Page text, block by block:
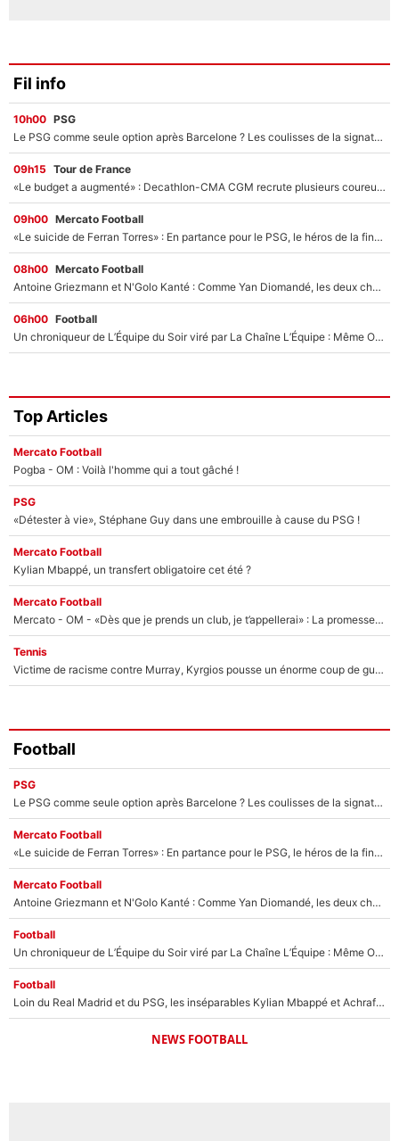
Fil info
10h00 PSG
Le PSG comme seule option après Barcelone ? Les coulisses de la signature historique de Lionel Messi sont révélées au grand jour !
09h15 Tour de France
«Le budget a augmenté» : Decathlon-CMA CGM recrute plusieurs coureurs pour offrir à Paul Seixas une équipe pour gagner le Tour de France 2027
09h00 Mercato Football
«Le suicide de Ferran Torres» : En partance pour le PSG, le héros de la finale de la Coupe du monde s'attire les foudres de la presse espagnole !
08h00 Mercato Football
Antoine Griezmann et N'Golo Kanté : Comme Yan Diomandé, les deux champions du monde ont refusé de signer au PSG !
06h00 Football
Un chroniqueur de L’Équipe du Soir viré par La Chaîne L’Équipe : Même Olivier Ménard n’avait pas pu empêcher son départ, «je l’ai appris sur Twitter, je l’ai vécu assez mal»
Top Articles
Mercato Football
Pogba - OM : Voilà l'homme qui a tout gâché !
PSG
«Détester à vie», Stéphane Guy dans une embrouille à cause du PSG !
Mercato Football
Kylian Mbappé, un transfert obligatoire cet été ?
Mercato Football
Mercato - OM - «Dès que je prends un club, je t’appellerai» : La promesse de Marcelino au moment de claquer la porte
Tennis
Victime de racisme contre Murray, Kyrgios pousse un énorme coup de gueule !
Football
PSG
Le PSG comme seule option après Barcelone ? Les coulisses de la signature historique de Lionel Messi sont révélées au grand jour !
Mercato Football
«Le suicide de Ferran Torres» : En partance pour le PSG, le héros de la finale de la Coupe du monde s'attire les foudres de la presse espagnole !
Mercato Football
Antoine Griezmann et N'Golo Kanté : Comme Yan Diomandé, les deux champions du monde ont refusé de signer au PSG !
Football
Un chroniqueur de L’Équipe du Soir viré par La Chaîne L’Équipe : Même Olivier Ménard n’avait pas pu empêcher son départ, «je l’ai appris sur Twitter, je l’ai vécu assez mal»
Football
Loin du Real Madrid et du PSG, les inséparables Kylian Mbappé et Achraf Hakimi changent d'équipe le temps d'une journée !
NEWS FOOTBALL